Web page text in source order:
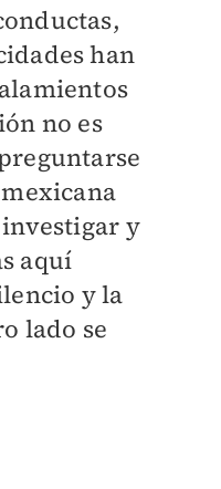
han
no es
y
aquí
y la
lado se